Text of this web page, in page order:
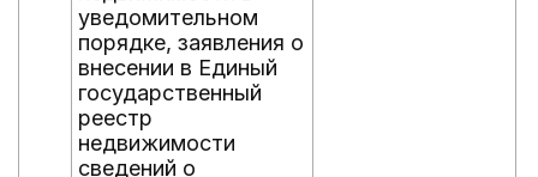
уведомительном
порядке, заявления о
внесении в Единый
государственный
реестр
недвижимости
сведений о